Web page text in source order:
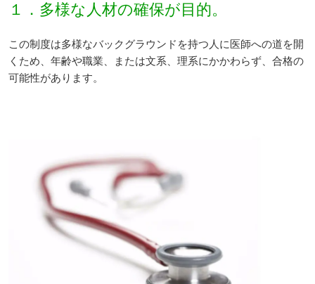
１．多様な人材の確保が目的。
この制度は多様なバックグラウンドを持つ人に医師への道を開
くため、年齢や職業、または文系、理系にかかわらず、合格の
可能性があります。